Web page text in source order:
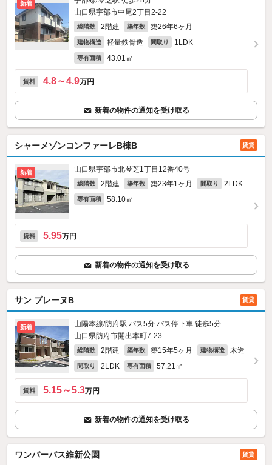
新着
山口県宇部市中尾2丁目2-22
総階数 2階建 築年数 築26年6ヶ月
建物構造 軽量鉄骨造 間取り 1LDK
専有面積 43.01㎡
賃料 4.8～4.9万円
新着の物件の通知を受け取る
シャーメゾンコンファーレB棟B 賃貸
新着 山口県宇部市北琴芝1丁目12番40号
総階数 2階建 築年数 築23年1ヶ月 間取り 2LDK
専有面積 58.10㎡
賃料 5.95万円
新着の物件の通知を受け取る
サン プレーヌB 賃貸
新着
山陽本線/防府駅 バス5分 バス停下車 徒歩5分
山口県防府市開出本町7-23
総階数 2階建 築年数 築15年5ヶ月 建物構造 木造
間取り 2LDK 専有面積 57.21㎡
賃料 5.15～5.3万円
新着の物件の通知を受け取る
ワンパーパス維新公園 賃貸